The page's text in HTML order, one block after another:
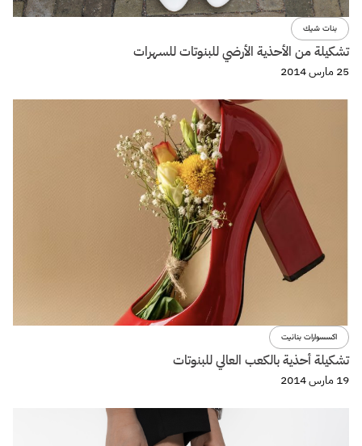
بنات شيك
تشكيلة من الأحذية الأرضي للبنوتات للسهرات
25 مارس 2014
اكسسوارات بنانيت
تشكيلة أحذية بالكعب العالي للبنوتات
19 مارس 2014